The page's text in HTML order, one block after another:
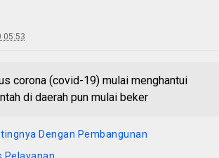
05:53
corona (covid-19) mulai menghantui
di daerah pun mulai beker
Dengan Pembangunan